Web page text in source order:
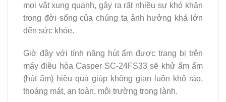
mọi vật xung quanh, gây ra rất nhiều sự khó khăn
trong đời sống của chúng ta ảnh hưởng khá lớn
đển sức khỏe.
Giờ đây với tính năng hút ẩm được trang bị trên
máy điều hòa Casper SC-24FS33 sẽ khử ẩm ẩm
(hút ẩm) hiệu quả giúp không gian luôn khô ráo,
thoáng mát, an toàn, môi trường trong lành.